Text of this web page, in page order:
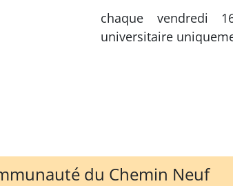
chaque vendredi
universitaire
du Chemin Neuf